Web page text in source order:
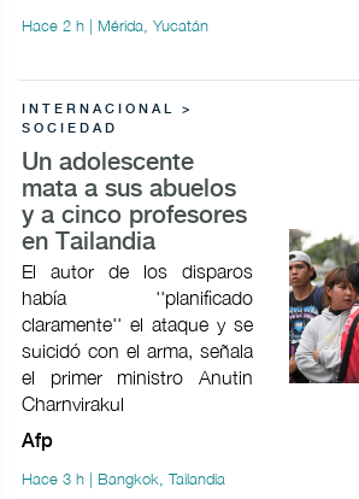
Hace 2 h | Mérida, Yucatán
INTERNACIONAL >
SOCIEDAD
Un adolescente
mata a sus abuelos
y a cinco profesores
en Tailandia
El autor de los disparos
había ''planificado
claramente'' el ataque y se
suicidó con el arma, señala
el primer ministro Anutin
Charnvirakul
Afp
Hace 3 h | Bangkok, Tailandia